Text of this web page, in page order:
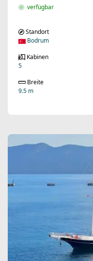
verfügbar
Standort
Bodrum
Kabinen
5
Breite
9.5 m